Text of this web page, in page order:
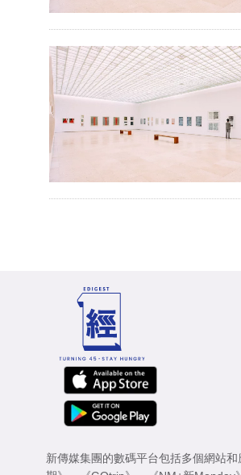
新傳媒集團的數碼平台包括多個網站和